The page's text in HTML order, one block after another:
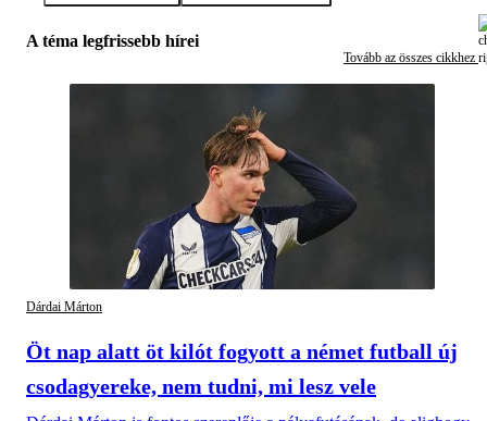
A téma legfrissebb hírei
Tovább az összes cikkhez
Dárdai Márton
Öt nap alatt öt kilót fogyott a német futball új
csodagyereke, nem tudni, mi lesz vele